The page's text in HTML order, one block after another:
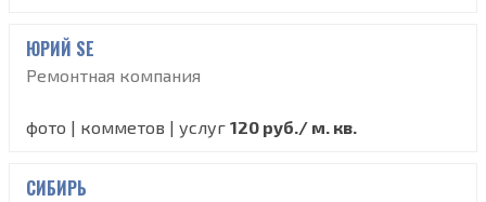
ЮРИЙ SE
Ремонтная компания
фото | комметов | услуг 120 руб./ м. кв.
СИБИРЬ